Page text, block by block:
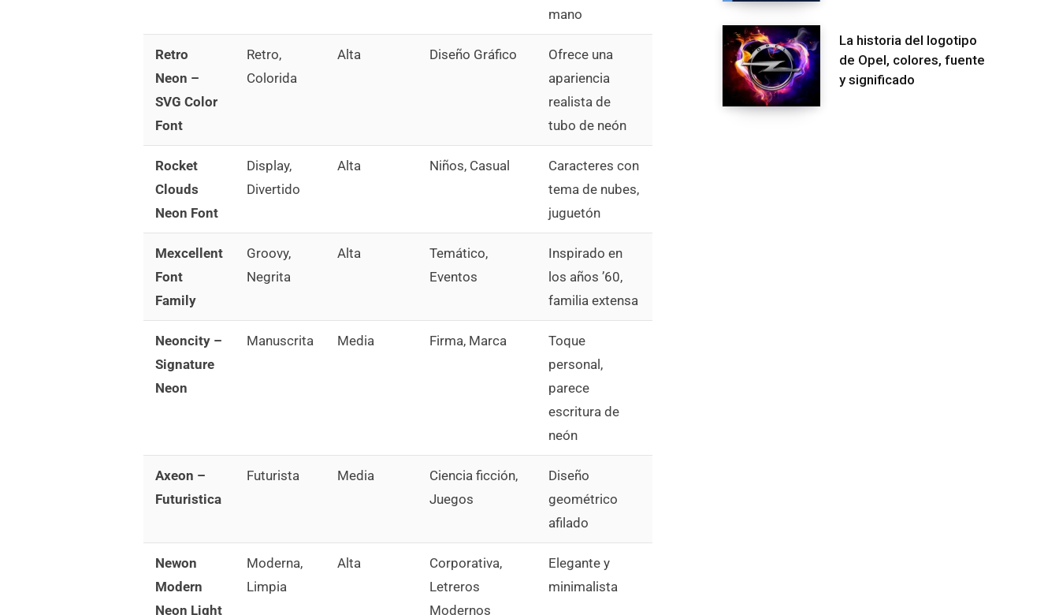
mano
Retro
Neon –
SVG Color
Font
Retro,
Colorida
Alta Diseño Gráfico
Ofrece una
apariencia
realista de
tubo de neón
Rocket
Clouds
Neon Font
Display,
Divertido
Alta Niños, Casual
Caracteres con
tema de nubes,
juguetón
Mexcellent
Font
Family
Groovy,
Negrita
Alta
Temático,
Eventos
Inspirado en
los años ’60,
familia extensa
Neoncity –
Signature
Neon
Manuscrita Media Firma, Marca
Toque
personal,
parece
escritura de
neón
Axeon –
Futuristica
Futurista Media
Ciencia ficción,
Juegos
Diseño
geométrico
afilado
Newon
Modern
Neon Light
Moderna,
Limpia
Alta
Corporativa,
Letreros
Modernos
Elegante y
minimalista
La historia del logotipo
de Opel, colores, fuente
y significado